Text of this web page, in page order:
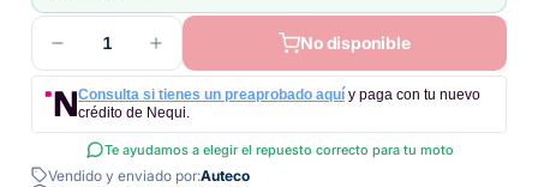
1 No disponible
Consulta si tienes un preaprobado aquí y paga con tu nuevo
crédito de Nequi.
Te ayudamos a elegir el repuesto correcto para tu moto
Vendido y enviado por:Auteco